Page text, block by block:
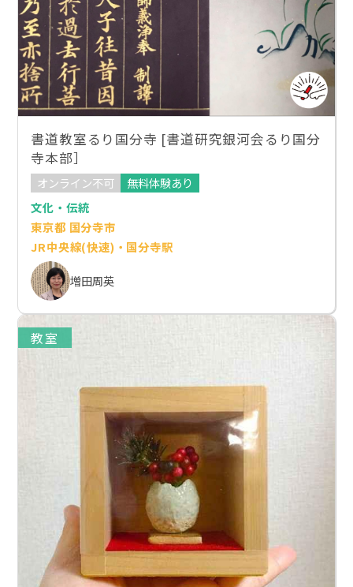
書道教室るり国分寺 [書道研究銀河会るり国分
寺本部］
オンライン不可
無料体験あり
文化・伝統
東京都 国分寺市
JR中央線(快速)・国分寺駅
増田周英
教室